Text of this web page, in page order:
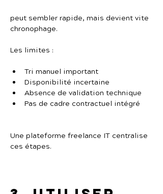
peut sembler rapide, mais devient vite
chronophage.
Les limites :
Tri manuel important
Disponibilité incertaine
Absence de validation technique
Pas de cadre contractuel intégré
Une plateforme freelance IT centralise
ces étapes.